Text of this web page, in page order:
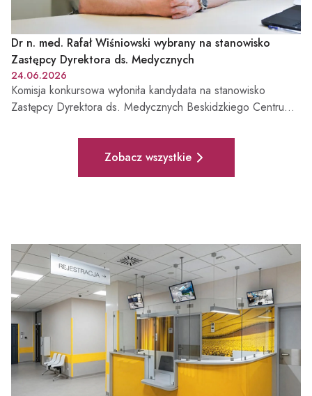
Dr n. med. Rafał Wiśniowski wybrany na stanowisko
Zastępcy Dyrektora ds. Medycznych
24.06.2026
Komisja konkursowa wyłoniła kandydata na stanowisko
Zastępcy Dyrektora ds. Medycznych Beskidzkiego Centrum
Białej. Funkcję tę obejmie dr n. med. Rafał Wiśniowski –
lekarz od ponad 20 lat związany z diagnostyką i leczeniem
nowotworów, Kierownik Kliniki Onkologii BCO-SM oraz
Zobacz wszystkie